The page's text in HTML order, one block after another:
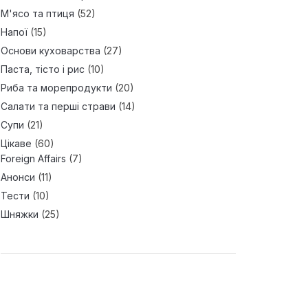
М'ясо та птиця (52)
Напої (15)
Основи куховарства (27)
Паста, тісто і рис (10)
Риба та морепродукти (20)
Салати та перші страви (14)
Супи (21)
Цікаве (60)
Foreign Affairs (7)
Анонси (11)
Тести (10)
Шняжки (25)